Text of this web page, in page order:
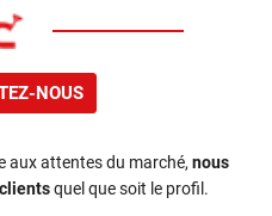
NOUS
aux attentes du marché, nous
quel que soit le profil.